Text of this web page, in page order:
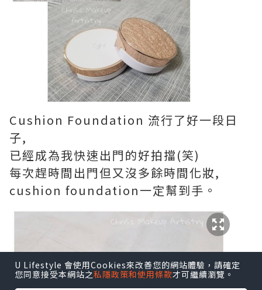
Cushion Foundation 流行了好一段日
子,
已經成為我快速出門的好拍擋(笑)
每次趕時間出門但又沒多餘時間化妝,
cushion foundation一定幫到手。
U Lifestyle 會使用Cookies來改善您的網站體驗，請確定
您同意接受本網站之私隱政策和使用條款才可繼續瀏覽。